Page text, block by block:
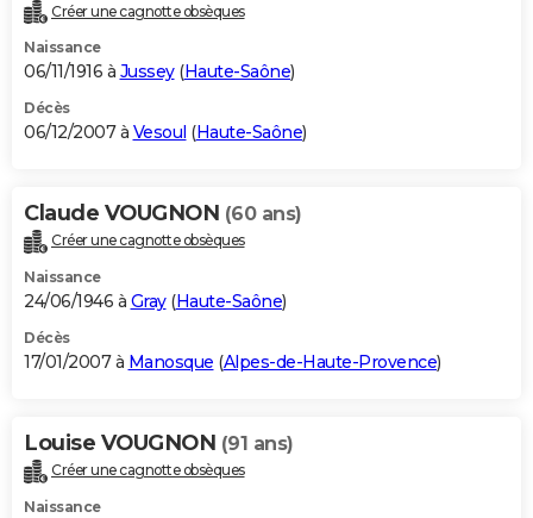
Créer une cagnotte obsèques
Naissance
06/11/1916 à Jussey(Haute-Saône)
Décès
06/12/2007 à Vesoul (Haute-Saône)
Claude VOUGNON (60 ans)
Créer une cagnotte obsèques
Naissance
24/06/1946 à Gray(Haute-Saône)
Décès
17/01/2007 à Manosque (Alpes-de-Haute-Provence)
Louise VOUGNON (91 ans)
Créer une cagnotte obsèques
Naissance